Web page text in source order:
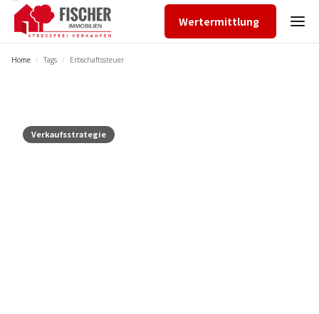
Wertermittlung
Home / Tags / Erbschaftssteuer
Verkaufsstrategie